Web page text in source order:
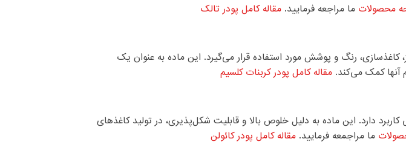
محصولات ما مراجعه فرمایید. مقاله کامل پودر تالک
کاغذسازی، رنگ و پوشش مورد استفاده قرار می‌گیرد. این ماده به عنوان یک
آنها کمک می‌کند. مقاله کامل پودر کربنات کلسیم
دارد. این ماده به دلیل خلوص بالا و قابلیت شکل‌پذیری، در تولید کاغذهای
ما مراجمعه فرمایید. مقاله کامل پودر کائولن